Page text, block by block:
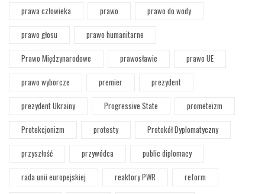
prawa człowieka prawo
prawo do wody
prawo głosu
prawo humanitarne
Prawo Międzynarodowe
prawosławie
prawo UE
prawo wyborcze
premier
prezydent
prezydent Ukrainy
Progressive State
prometeizm
Protekcjonizm
protesty
Protokół Dyplomatyczny
przyszłość
przywódca
public diplomacy
rada unii europejskiej
reaktory PWR
reform